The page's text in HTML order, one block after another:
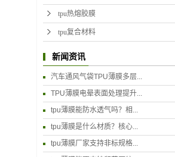
tpu热熔胶膜
tpu复合材料
新闻资讯
汽车通风气袋TPU薄膜多层...
TPU薄膜电晕表面处理提升...
tpu薄膜能防水透气吗？相...
tpu薄膜是什么材质？核心...
tpu薄膜厂家支持非标规格...